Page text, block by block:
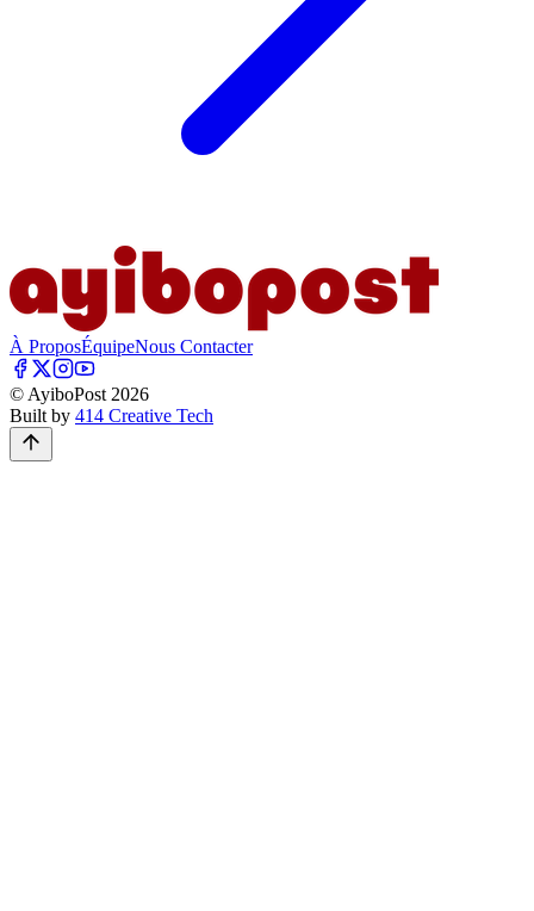
À ProposÉquipeNous Contacter
© AyiboPost2026
Built by 414 Creative Tech